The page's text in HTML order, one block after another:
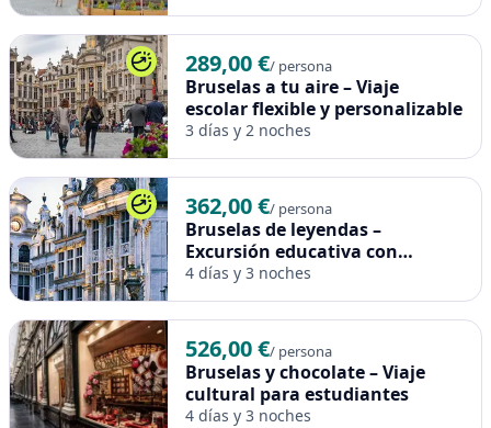
Los precios no son válidos en festivos locales ni puentes. Para
formalizar la reserva, es necesario confirmar fechas, número
final de alumnos y el itinerario deseado.
Para reservar este viaje, solo tenéis que contactar de
nuevo con nosotros para confirmar itinerario, fechas y nº
final de alumnos y se empezará el proceso de reserva.
289,00 €/ persona
Bruselas a tu aire – Viaje
escolar flexible y personalizable
3 días y 2 noches
362,00 €/ persona
Bruselas de leyendas –
Excursión educativa con
historia
4 días y 3 noches
526,00 €/ persona
Bruselas y chocolate – Viaje
cultural para estudiantes
4 días y 3 noches